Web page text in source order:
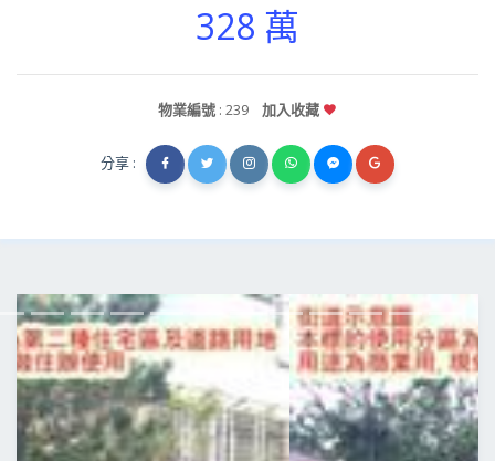
328 萬
物業編號 : 239 加入收藏
分享 :